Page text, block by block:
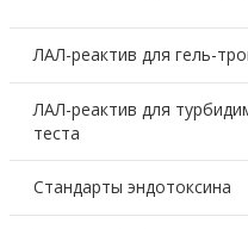
ЛАЛ-реактив для гель-
ЛАЛ-реактив для
теста
Стандарты эндотоксина